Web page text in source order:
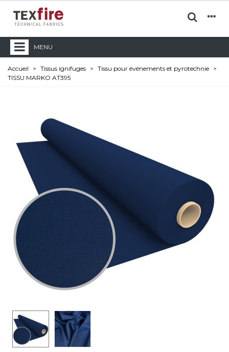
MENU
Accueil > Tissus ignifuges > Tissu pour événements et pyrotechnie >
TISSU MARKO AT395